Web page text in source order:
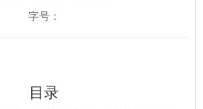
字号：
目录